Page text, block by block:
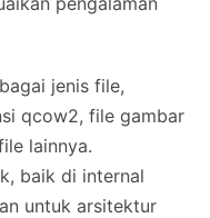
jenis file,
qcow2, file gambar
lainnya.
baik di internal
untuk arsitektur